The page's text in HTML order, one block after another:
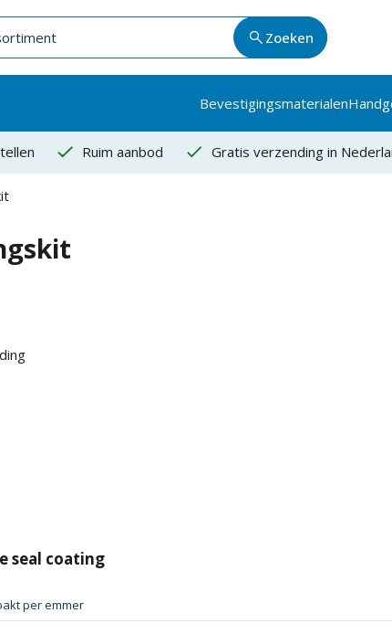
Zoeken
Bevestigingsmaterialen
Ruim aanbod Gratis verzending in
seal coating
peremmer